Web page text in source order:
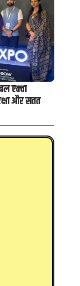
एक्वा
और सतत